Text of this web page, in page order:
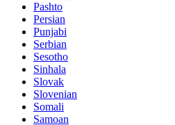
Pashto
Persian
Punjabi
Serbian
Sesotho
Sinhala
Slovak
Slovenian
Somali
Samoan